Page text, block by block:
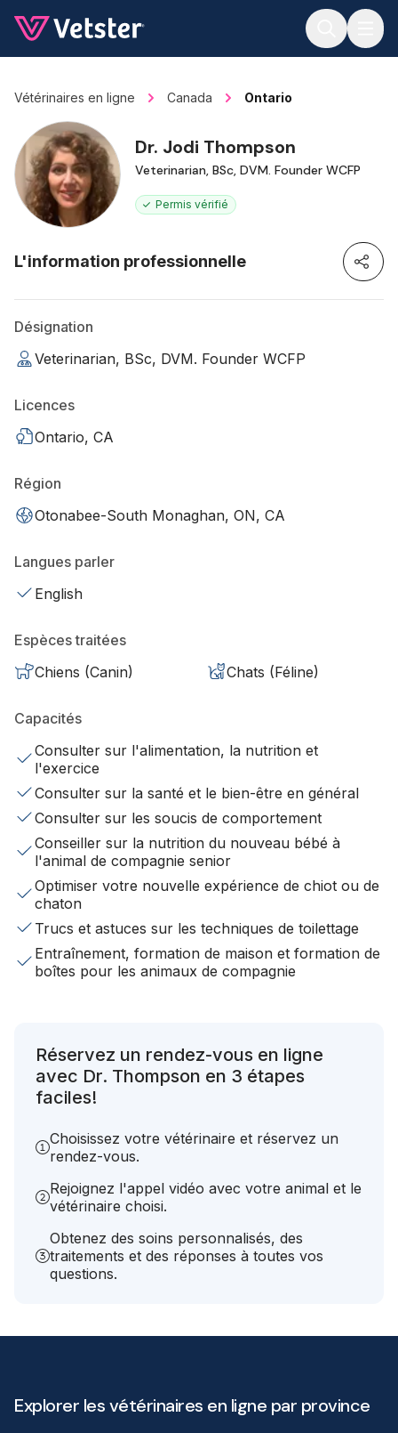
Vétérinaires en ligne Canada Ontario
Dr. Jodi Thompson
Veterinarian, BSc, DVM. Founder WCFP
Permis vérifié
L'information professionnelle
Désignation
Veterinarian, BSc, DVM. Founder WCFP
Licences
Ontario, CA
Région
Otonabee-South Monaghan, ON, CA
Langues parler
English
Espèces traitées
Chiens (Canin)
Chats (Féline)
Capacités
Consulter sur l'alimentation, la nutrition et
l'exercice
Consulter sur la santé et le bien-être en général
Consulter sur les soucis de comportement
Conseiller sur la nutrition du nouveau bébé à
l'animal de compagnie senior
Optimiser votre nouvelle expérience de chiot ou de
chaton
Trucs et astuces sur les techniques de toilettage
Entraînement, formation de maison et formation de
boîtes pour les animaux de compagnie
Réservez un rendez-vous en ligne
avec Dr. Thompson en 3 étapes
faciles!
Choisissez votre vétérinaire et réservez un
rendez-vous.
Rejoignez l'appel vidéo avec votre animal et le
vétérinaire choisi.
Obtenez des soins personnalisés, des
traitements et des réponses à toutes vos
questions.
Explorer les vétérinaires en ligne par province